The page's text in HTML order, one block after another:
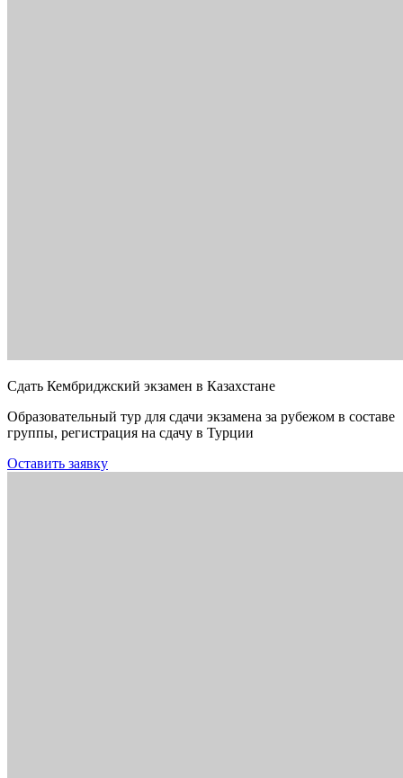
Сдать Кембриджский экзамен в Казахстане
Образовательный тур для сдачи экзамена за рубежом в составе
группы, регистрация на сдачу в Турции
Оставить заявку